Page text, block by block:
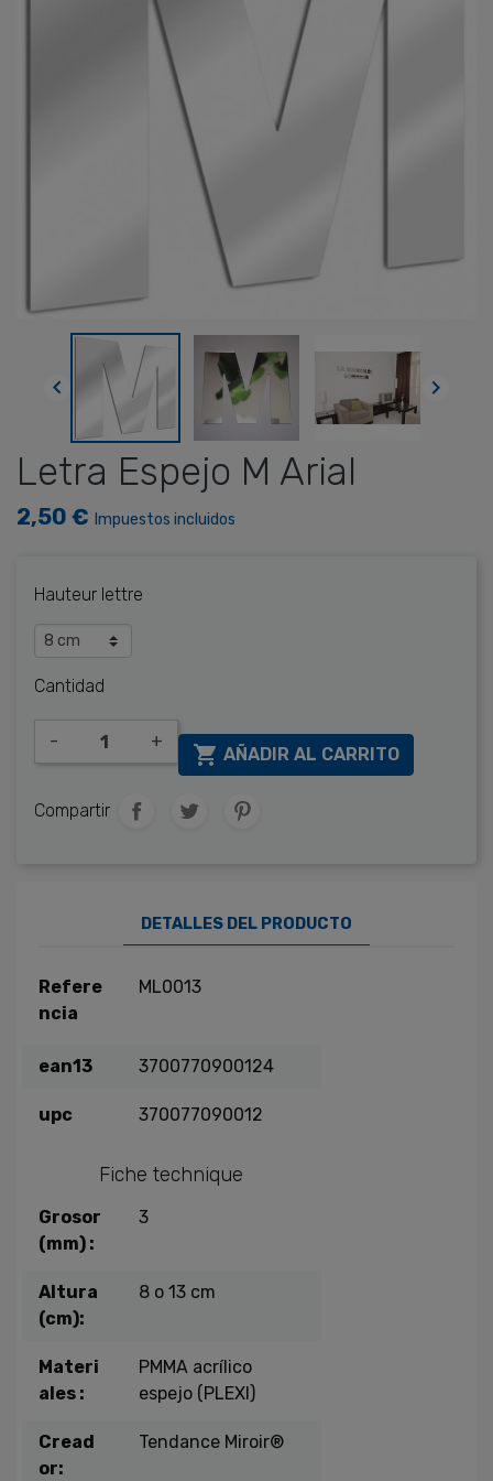
 
Letra Espejo M Arial
2,50 € Impuestos incluidos
Hauteur lettre
Cantidad
- +
 AÑADIR AL CARRITO
Compartir
DETALLES DEL PRODUCTO
Refere
ncia
ML0013
ean13 3700770900124
upc 370077090012
Fiche technique
Grosor
(mm) :
3
Altura
(cm):
8 o 13 cm
Materi
ales :
PMMA acrílico
espejo (PLEXI)
Cread
or:
Tendance Miroir®